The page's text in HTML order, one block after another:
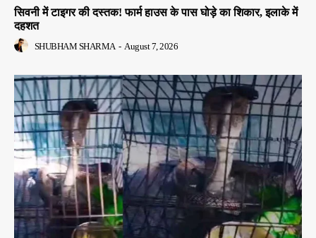
सिवनी में टाइगर की दस्तक! फार्म हाउस के पास घोड़े का शिकार, इलाके में
दहशत
SHUBHAM SHARMA - August 7, 2026